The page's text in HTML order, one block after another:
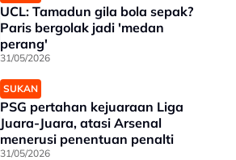
UCL: Tamadun gila bola sepak?
Paris bergolak jadi 'medan
perang'
31/05/2026
SUKAN
PSG pertahan kejuaraan Liga
Juara-Juara, atasi Arsenal
menerusi penentuan penalti
31/05/2026